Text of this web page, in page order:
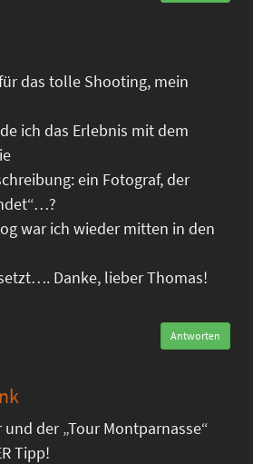
das tolle Shooting, mein
ich das Erlebnis mit dem
ein Fotograf, der
war ich wieder mitten in den
Danke, lieber Thomas!
Antworten
der „Tour Montparnasse“
Tipp!